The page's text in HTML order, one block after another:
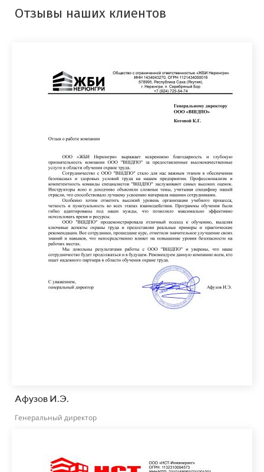
Отзывы наших клиентов
Афузов И.Э.
Генеральный директор